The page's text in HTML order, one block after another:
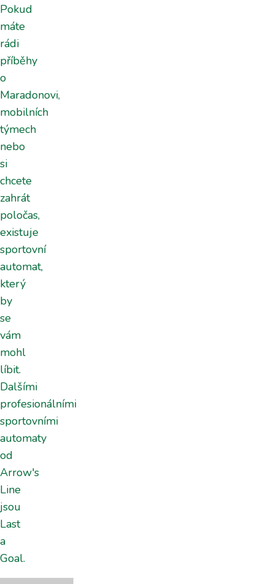
Pokud
máte
rádi
příběhy
o
Maradonovi,
mobilních
týmech
nebo
si
chcete
zahrát
poločas,
existuje
sportovní
automat,
který
by
se
vám
mohl
líbit.
Dalšími
profesionálními
sportovními
automaty
od
Arrow's
Line
jsou
Last
a
Goal.